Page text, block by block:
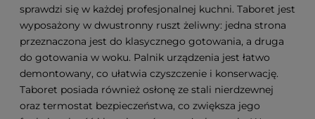
sprawdzi się w każdej profesjonalnej kuchni. Taboret jest
wyposażony w dwustronny ruszt żeliwny: jedna strona
przeznaczona jest do klasycznego gotowania, a druga
do gotowania w woku. Palnik urządzenia jest łatwo
demontowany, co ułatwia czyszczenie i konserwację.
Taboret posiada również osłonę ze stali nierdzewnej
oraz termostat bezpieczeństwa, co zwiększa jego